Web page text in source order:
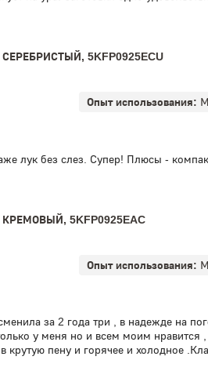
5KFP0925ECU
Опыт использования:
лук без слез. Супер! Плюсы -
5KFP0925EAC
Опыт использования:
за 2 года три , в надежде на
у меня но и всем моим нравится
пену и горячее и холодное